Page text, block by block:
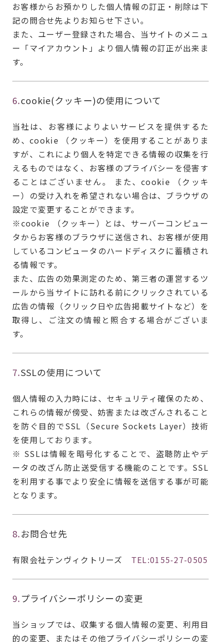
お客様からお預かりした個人情報の訂正・削除は下
記の問合せ先よりお知らせ下さい。
また、ユーザー登録された場合、当サイトのメニュ
ー「マイアカウント」より個人情報の訂正が出来ま
す。
6.cookie(クッキー)の使用について
当社は、お客様によりよいサービスを提供するた
め、cookie （クッキー）を使用することがありま
すが、これにより個人を特定できる情報の収集を行
えるものではなく、お客様のプライバシーを侵害す
ることはございません。 また、cookie （クッキ
ー）の受け入れを希望されない場合は、ブラウザの
設定で変更することができます。
※cookie （クッキー）とは、サーバーコンピュー
タからお客様のブラウザに送信され、お客様が使用
しているコンピュータのハードディスクに蓄積され
る情報です。
また、広告の効果測定のため、第三者の運営するツ
ールから当サイトに訪れる前にクリックされている
広告の情報（クリック日や広告掲載サイトなど）を
取得し、ご注文の情報と照合する場合がございま
す。
7.SSLの使用について
個人情報の入力時には、セキュリティ確保のため、
これらの情報が傍受、妨害または改ざんされること
を防ぐ目的でSSL（Secure Sockets Layer）技術
を使用しております。
※ SSLは情報を暗号化することで、盗聴防止やデ
ータの改ざん防止送受信する機能のことです。SSL
を利用する事でより安全に情報を送信する事が可能
となります。
8.お問合せ先
有限会社テンヴィクトリーズ TEL:0155-27-0505
9.プライバシーポリシーの変更
当ショップでは、収集する個人情報の変更、利用目
的の変更、またはその他プライバシーポリシーの変